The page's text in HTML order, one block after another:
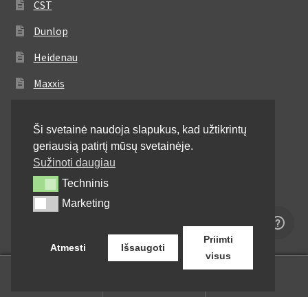
CST
Dunlop
Heidenau
Maxxis
Michelin
Mitas
Pirelli
Shinko
Ši svetainė naudoja slapukus, kad užtikrintų
geriausią patirtį mūsų svetainėje.
Sužinoti daugiau
TechninisTechninis
MarketingMarketing
Atmesti Išsaugoti
Priimti
visus